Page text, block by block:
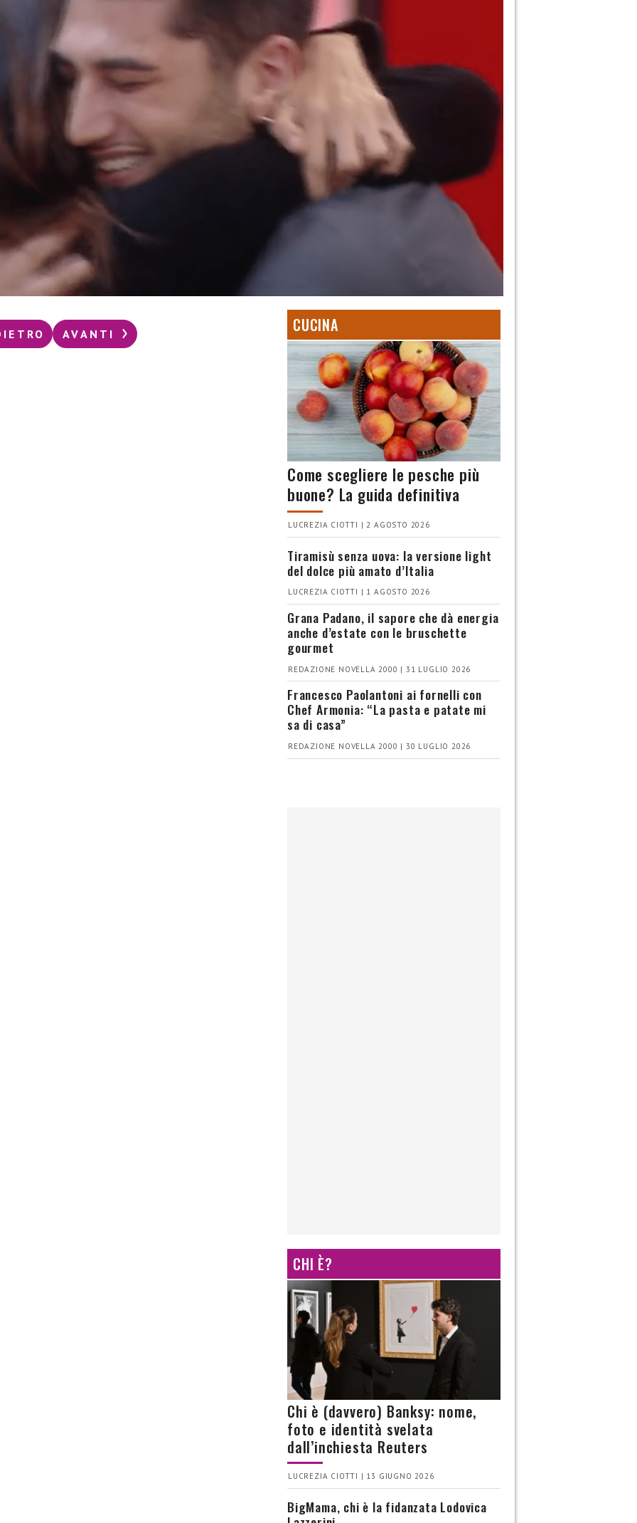
AVANTI CUCINA
Come scegliere le pesche più
buone? La guida definitiva
LUCREZIA CIOTTI | 2 AGOSTO 2026
Tiramisù senza uova: la versione light
del dolce più amato d’Italia
LUCREZIA CIOTTI | 1 AGOSTO 2026
Grana Padano, il sapore che dà energia
anche d’estate con le bruschette
gourmet
REDAZIONE NOVELLA 2000 | 31 LUGLIO 2026
Francesco Paolantoni ai fornelli con
Chef Armonia: “La pasta e patate mi
sa di casa”
REDAZIONE NOVELLA 2000 | 30 LUGLIO 2026
CHI È?
Chi è (davvero) Banksy: nome,
foto e identità svelata
dall’inchiesta Reuters
LUCREZIA CIOTTI | 13 GIUGNO 2026
BigMama, chi è la fidanzata Lodovica